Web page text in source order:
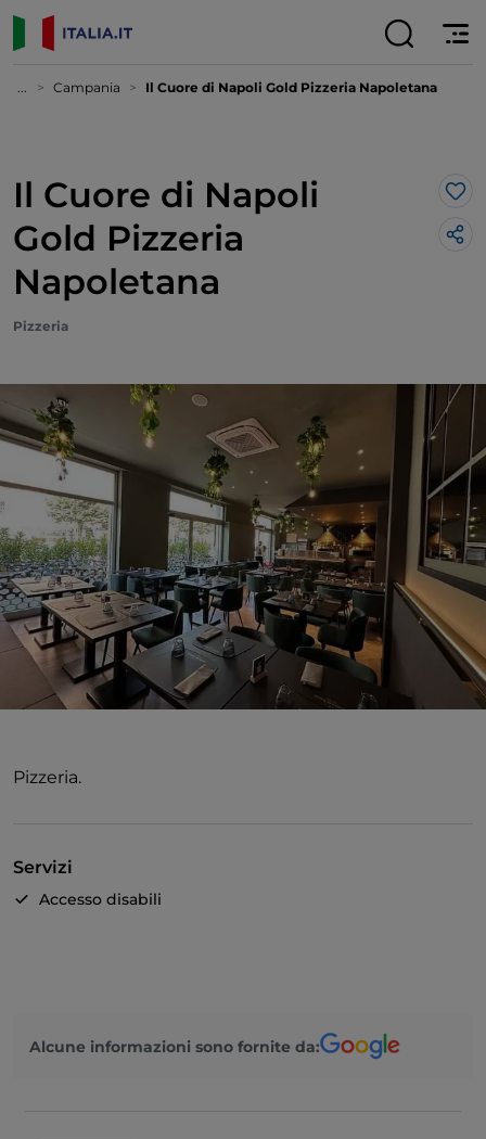
... Campania Il Cuore di Napoli Gold Pizzeria Napoletana
Il Cuore di Napoli
Gold Pizzeria
Napoletana
Pizzeria
Pizzeria.
Servizi
Accesso disabili
Alcune informazioni sono fornite da: